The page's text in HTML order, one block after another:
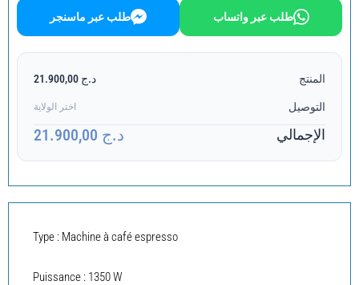
طلب عبر واتساب طلب عبر ماسنجر
المنتج د.ج 21.900,00
التوصيل اختر الولاية
الإجمالي د.ج 21.900,00
Type : Machine à café espresso
Puissance : 1350 W